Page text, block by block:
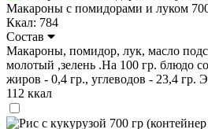
Макароны с помидорами и луком
Ккал: 784
Состав
Макароны, помидор, лук, масло
молотый ,зелень .На 100 гр. блюдо
жиров - 0,4 гр., углеводов - 23,4 гр.
112 ккал